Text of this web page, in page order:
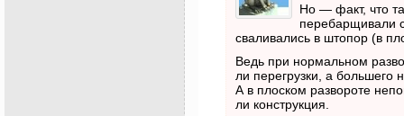
Но — факт, что
перебарщивали
сваливались в штопор (в
Ведь при нормальном
ли перегрузки, а большего
А в плоском развороте
ли конструкция.